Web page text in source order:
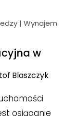
|Wynajem
w
Blaszczyk
osiąganie